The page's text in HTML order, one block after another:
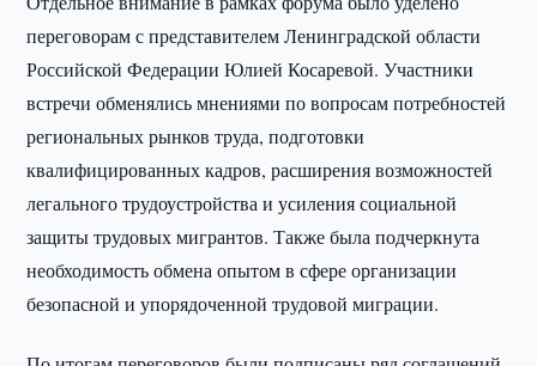
переговорам с представителем Ленинградской области
Российской Федерации Юлией Косаревой. Участники
встречи обменялись мнениями по вопросам потребностей
региональных рынков труда, подготовки
квалифицированных кадров, расширения возможностей
легального трудоустройства и усиления социальной
защиты трудовых мигрантов. Также была подчеркнута
необходимость обмена опытом в сфере организации
безопасной и упорядоченной трудовой миграции.